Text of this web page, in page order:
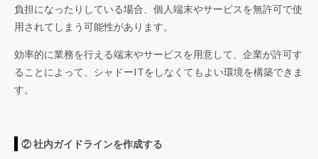
負担になったりしている場合、個人端末やサービスを無許可で使
用されてしまう可能性があります。
効率的に業務を行える端末やサービスを用意して、企業が許可す
ることによって、シャドーITをしなくてもよい環境を構築できま
す。
② 社内ガイドラインを作成する